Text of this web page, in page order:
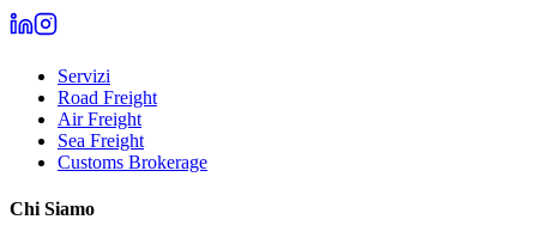
Servizi
Road Freight
Air Freight
Sea Freight
Customs Brokerage
Chi Siamo